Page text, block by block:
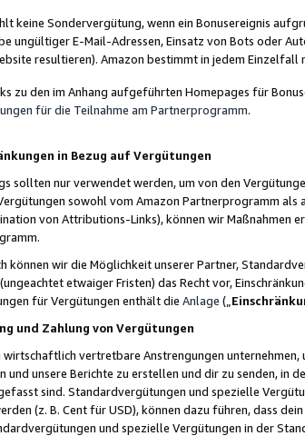
keine Sondervergütung, wenn ein Bonusereignis
ungültiger E-Mail-Adressen, Einsatz von Bots oder
resultieren). Amazon bestimmt in jedem Einzelfall
zu den im Anhang aufgeführten Homepages für
für die Teilnahme am Partnerprogramm.
in Bezug auf Vergütungen
sollten nur verwendet werden, um von den
sowohl vom Amazon Partnerprogramm
von Attributions-Links), können wir Maßnahmen
können wir die Möglichkeit unserer Partner,
etwaiger Fristen) das Recht vor,
für Vergütungen enthält die Anlage („
und Zahlung von Vergütungen
wirtschaftlich vertretbare Anstrengungen
und unsere Berichte zu erstellen und dir zu senden, in
sind. Standardvergütungen und spezielle
(z. B. Cent für USD), können dazu führen, dass
und spezielle Vergütungen in der